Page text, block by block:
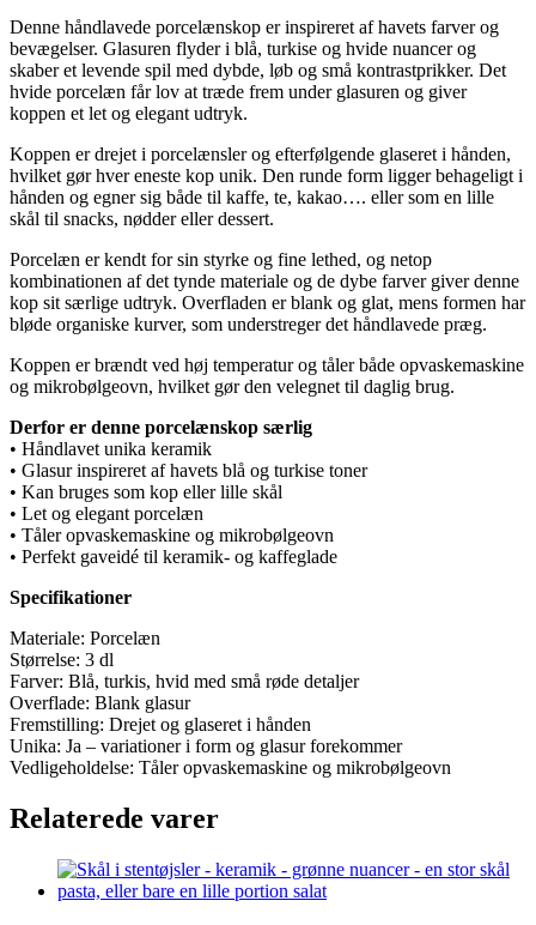
Denne håndlavede porcelænskop er inspireret af havets farver og
bevægelser. Glasuren flyder i blå, turkise og hvide nuancer og
skaber et levende spil med dybde, løb og små kontrastprikker. Det
hvide porcelæn får lov at træde frem under glasuren og giver
koppen et let og elegant udtryk.
Koppen er drejet i porcelænsler og efterfølgende glaseret i hånden,
hvilket gør hver eneste kop unik. Den runde form ligger behageligt i
hånden og egner sig både til kaffe, te, kakao…. eller som en lille
skål til snacks, nødder eller dessert.
Porcelæn er kendt for sin styrke og fine lethed, og netop
kombinationen af det tynde materiale og de dybe farver giver denne
kop sit særlige udtryk. Overfladen er blank og glat, mens formen har
bløde organiske kurver, som understreger det håndlavede præg.
Koppen er brændt ved høj temperatur og tåler både opvaskemaskine
og mikrobølgeovn, hvilket gør den velegnet til daglig brug.
Derfor er denne porcelænskop særlig
• Håndlavet unika keramik
• Glasur inspireret af havets blå og turkise toner
• Kan bruges som kop eller lille skål
• Let og elegant porcelæn
• Tåler opvaskemaskine og mikrobølgeovn
• Perfekt gaveidé til keramik- og kaffeglade
Specifikationer
Materiale: Porcelæn
Størrelse: 3 dl
Farver: Blå, turkis, hvid med små røde detaljer
Overflade: Blank glasur
Fremstilling: Drejet og glaseret i hånden
Unika: Ja – variationer i form og glasur forekommer
Vedligeholdelse: Tåler opvaskemaskine og mikrobølgeovn
Relaterede varer